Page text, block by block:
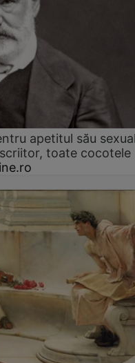
apetitul său
toate cocotele